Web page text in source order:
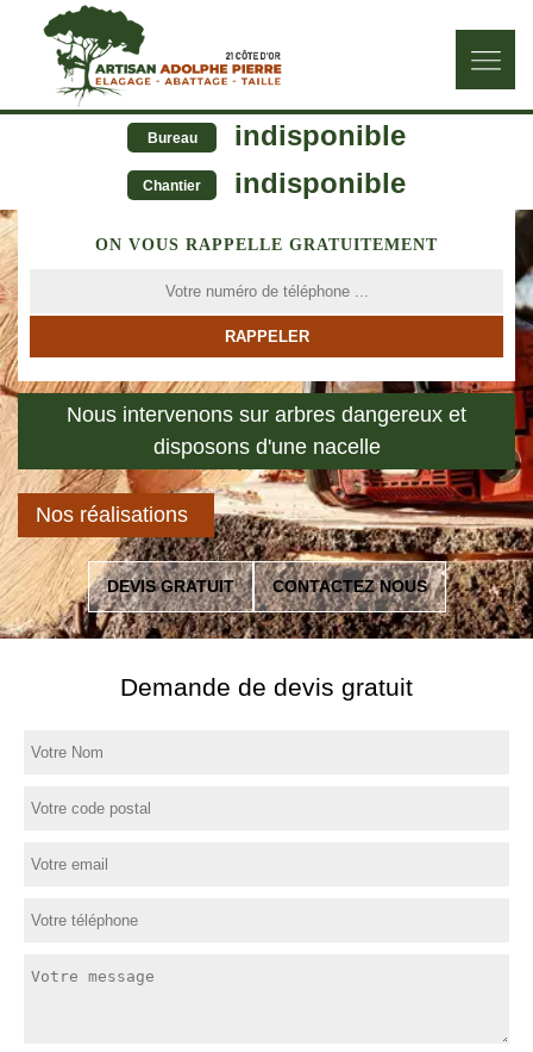
Bureau indisponible
Chantier indisponible
ON VOUS RAPPELLE GRATUITEMENT
Nous intervenons sur arbres dangereux et
disposons d'une nacelle
Nos réalisations
DEVIS GRATUIT CONTACTEZ NOUS
Demande de devis gratuit